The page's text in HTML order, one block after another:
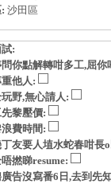
沙田區
:
你點解轉咁多工,屈
重他人:
玩野,無心請人:
先黎壓價:
浪費時間:
友要人埴水蛇春咁長
撚睇resume:
告沒寫番6日,去到先